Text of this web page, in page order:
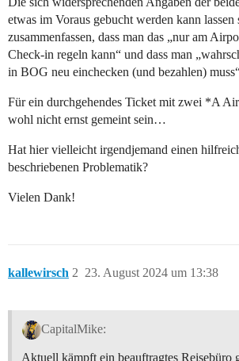
etwas im Voraus gebucht werden kann lassen
zusammenfassen, dass man das „nur am
Check-in regeln kann“ und dass man
in BOG neu einchecken (und bezahlen)
Für ein durchgehendes Ticket mit zwei *A
wohl nicht ernst gemeint sein…
Hat hier vielleicht irgendjemand einen
beschriebenen Problematik?
Vielen Dank!
kallewirsch 23. August 2024 um 13:38
2
CapitalMike:
Aktuell kämpft ein beauftragtes Reisebüro